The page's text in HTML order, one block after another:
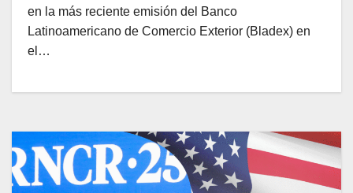
en la más reciente emisión del Banco
Latinoamericano de Comercio Exterior (Bladex) en
el…